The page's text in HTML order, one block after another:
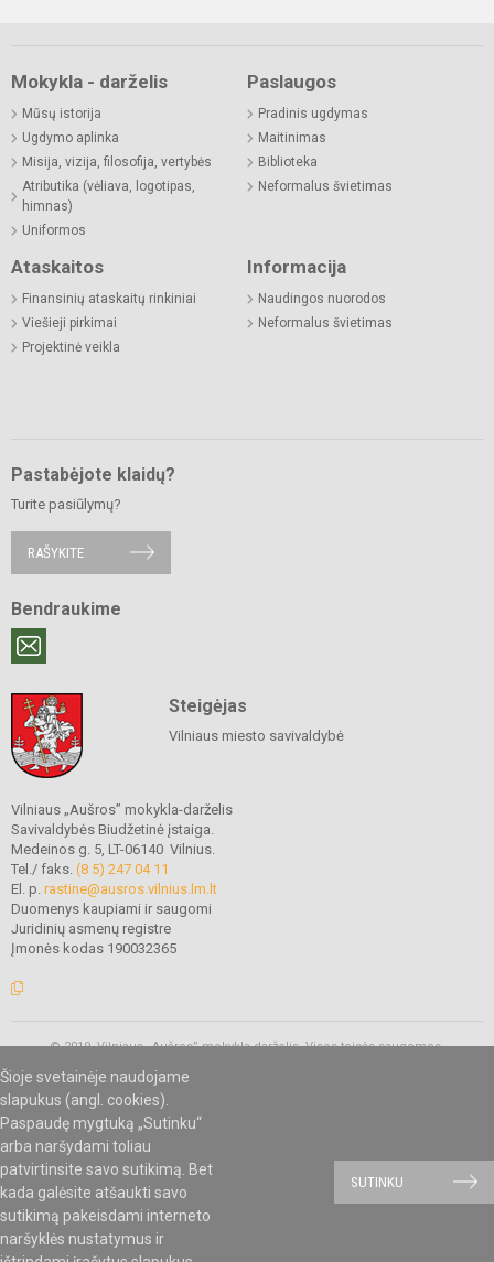
Šioje svetainėje naudojame
slapukus (angl. cookies).
Paspaudę mygtuką „Sutinku“
arba naršydami toliau
patvirtinsite savo sutikimą. Bet
kada galėsite atšaukti savo
sutikimą pakeisdami interneto
naršyklės nustatymus ir
SUTINKU
Mokykla - darželis
Mūsų istorija
Ugdymo aplinka
Misija, vizija, filosofija, vertybės
Atributika (vėliava, logotipas,
himnas)
Uniformos
Paslaugos
Pradinis ugdymas
Maitinimas
Biblioteka
Neformalus švietimas
Ataskaitos
Finansinių ataskaitų rinkiniai
Viešieji pirkimai
Projektinė veikla
Informacija
Naudingos nuorodos
Neformalus švietimas
Pastabėjote klaidų?
Turite pasiūlymų?
RAŠYKITE
Bendraukime
Steigėjas
Vilniaus miesto savivaldybė
Vilniaus „Aušros” mokykla-darželis
Savivaldybės Biudžetinė įstaiga.
Medeinos g. 5, LT-06140 Vilnius.
Tel./ faks. (8 5) 247 04 11
El. p. rastine@ausros.vilnius.lm.lt
Duomenys kaupiami ir saugomi
Juridinių asmenų registre
Įmonės kodas 190032365
© 2019. Vilniaus „Aušros” mokykla-darželis. Visos teisės saugomos.
SVETAINESMOKYKLOMS.LT